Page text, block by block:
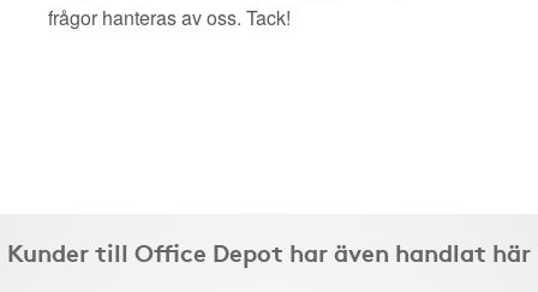
frågor hanteras av oss. Tack!
Kunder till Office Depot har även handlat här